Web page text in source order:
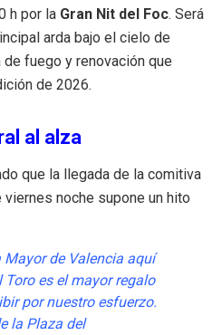
h por la Gran Nit del Foc. Será
arda bajo el cielo de
de fuego y renovación que
de 2026.
al alza
que la llegada de la comitiva
noche supone un hito
Mayor de Valencia aquí
Toro es el mayor regalo
por nuestro esfuerzo.
la Plaza del